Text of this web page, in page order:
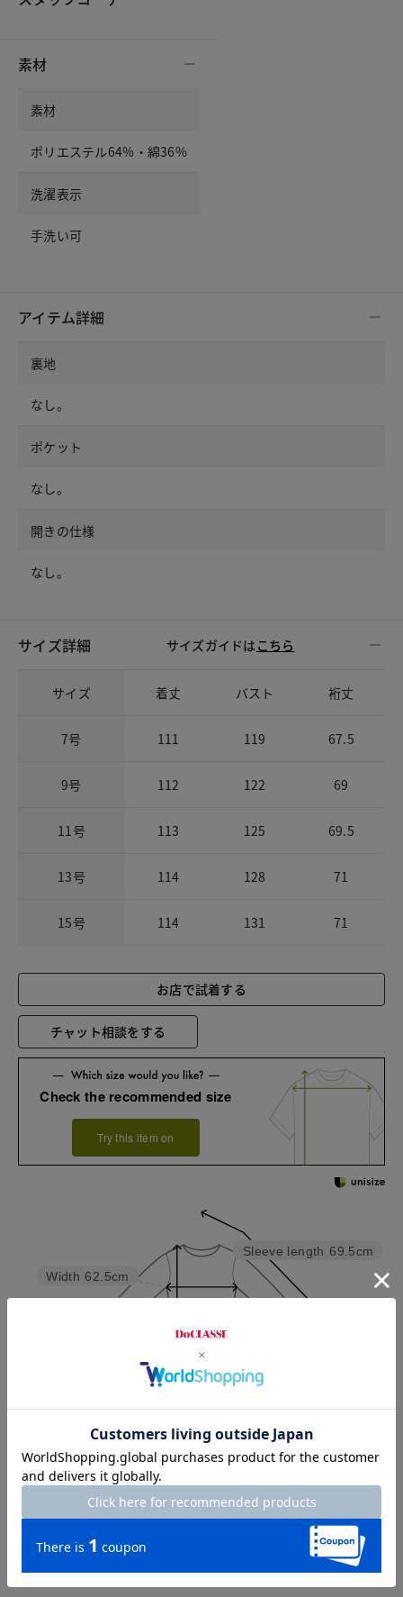
素材
素材
ポリエステル64%・綿36%
洗濯表示
手洗い可
アイテム詳細
裏地
なし。
ポケット
なし。
開きの仕様
なし。
サイズ詳細 サイズガイドは こちら
サイズ 着丈 バスト 裄丈
7号 111 119 67.5
9号 112 122 69
11号 113 125 69.5
13号 114 128 71
15号 114 131 71
お店で試着する
チャット相談をする
Check the recommended size
Try this item on
Sleeve length 69.5cm
113cm
Width 62.5cm
7号 9号 15号